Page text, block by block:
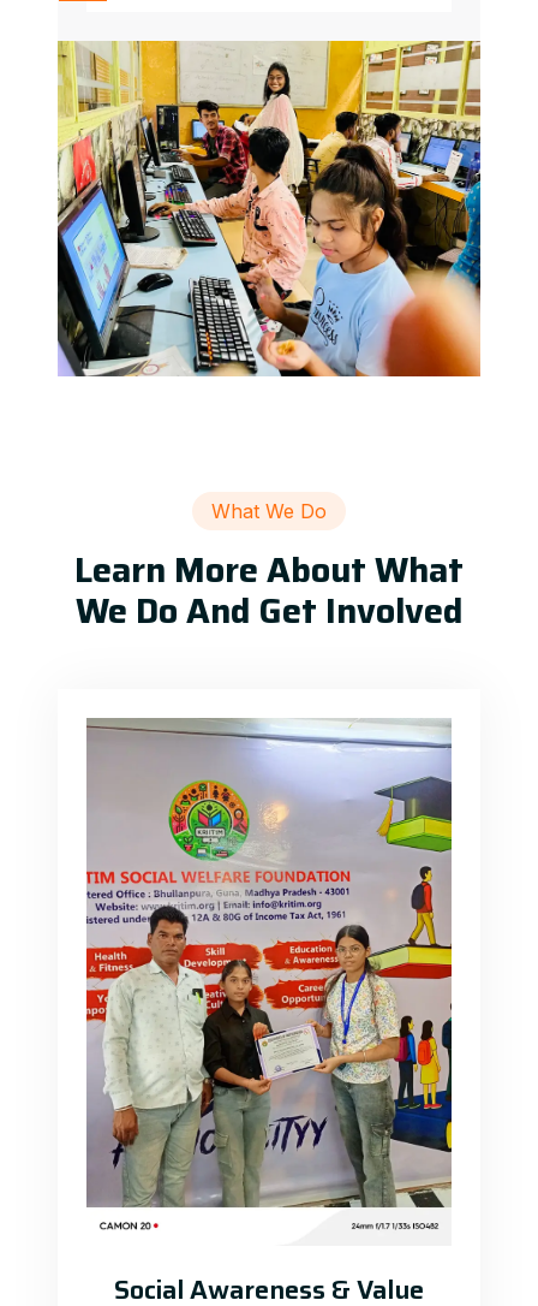
What We Do
Learn More About What
We Do And Get Involved
Social Awareness & Value